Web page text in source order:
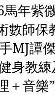
馬年紫
數師保
MJ譚
身教
＋音樂